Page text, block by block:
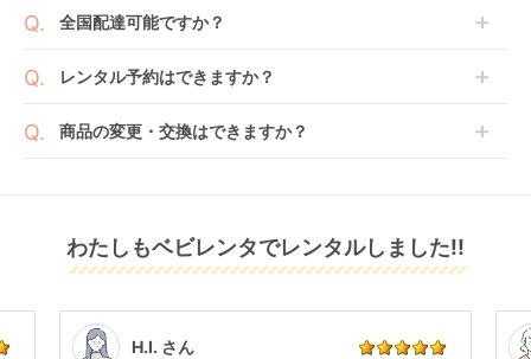
ク JS チャイルドシー
ト コンビ(Combi)
レンタル
円 〜
ト アップリカ
(Aprica)
レンタル
4,125円 〜
ショック ZC-720 チ
ャイルドシート コン
ビ(Combi)
レンタル
5,555円 〜
となる場合がございます。その際、メーカーの都合に
場合や、在庫切れによりご注文をキャンセルさせてい
い。
※万が一キャンセルとなった場合には、代金は全額ご
てお届けしております。そのため、小さなキズや使用
感はございますが、故障や大きなキズ、シミなどのリ
す。
点検清掃については
もご確認ください。
ョンをご購入ください。
詳しくはこちらをご確認ください。
へ入れ、カートページから住所を入力すると送料が確
全国配達可能ですか？
※空港への配達はご対応できかねますのであらかじめ
レンタル予約はできますか？
可能ですので、商品のご注文時にご希望のお日にちに
商品の変更・交換はできますか？
また、レンタル期間の変更も商品発送前であれば変更
可能です。
い。
わたしもベビレンタでレンタルしました!!
H.I. さん